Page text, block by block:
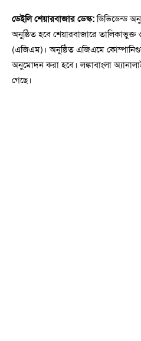
ডেইলি শেয়ারবাজার ডেস্ক:ডিভিডেন্ড
অনুষ্ঠিত হবে শেয়ারবাজারে তালিকাভুক্ত
(এজিএম)। অনুষ্ঠিত এজিএমে
অনুমোদন করা হবে। লঙ্কাবাংলা
গেছে।